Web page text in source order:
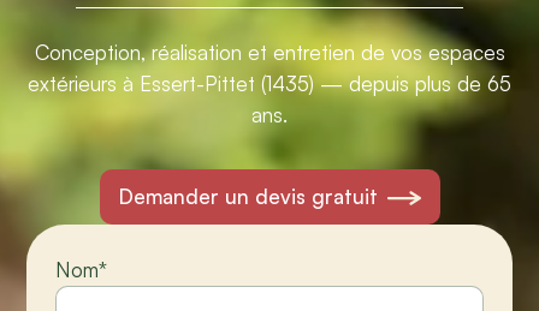
Conception, réalisation et entretien de vos espaces
extérieurs à Essert-Pittet (1435) — depuis plus de 65
ans.
Demander un devis gratuit
Nom*